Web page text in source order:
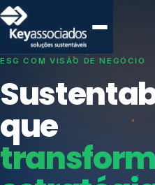
SISTEMAS DE GESTÃO
protege
negócio.
Índices de Mercado